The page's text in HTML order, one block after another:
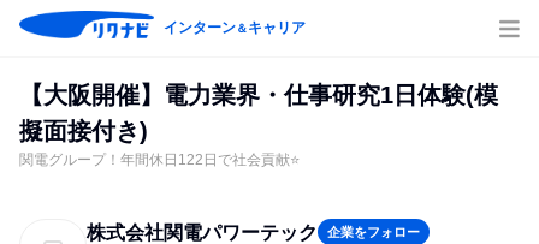
インターン＆キャリア
【大阪開催】電力業界・仕事研究1日体験(模
擬面接付き)
関電グループ！年間休日122日で社会貢献⭐
株式会社関電パワーテック 企業をフォロー